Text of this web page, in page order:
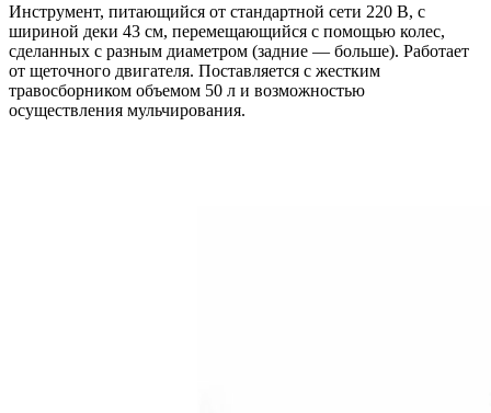
Инструмент, питающийся от стандартной сети 220 В, с
шириной деки 43 см, перемещающийся с помощью колес,
сделанных с разным диаметром (задние — больше). Работает
от щеточного двигателя. Поставляется с жестким
травосборником объемом 50 л и возможностью
осуществления мульчирования.